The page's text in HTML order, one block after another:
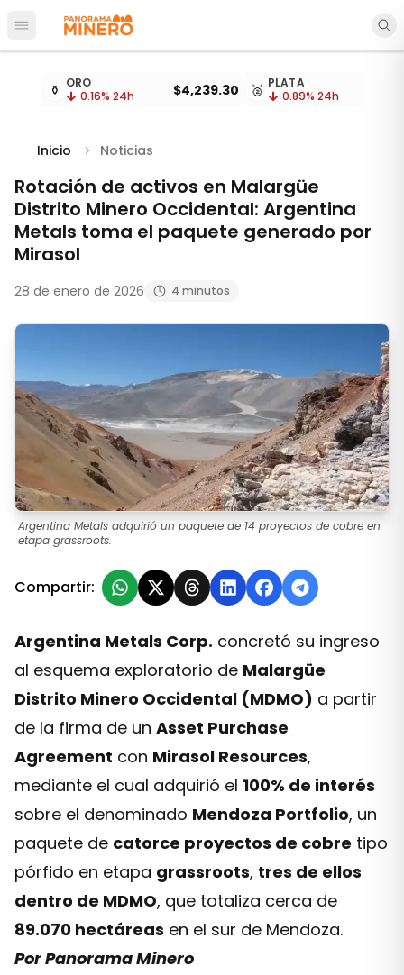
Abrir menú principal
Cotizaciones de metales actualizadas cada 15
⚱️ ORO
0.16% 24h $4,239.30 🥈 PLATA
0.89% 24h
Inicio Noticias
Rotación de activos en Malargüe
Distrito Minero Occidental: Argentina
Metals toma el paquete generado por
Mirasol
28 de enero de 2026 4 minutos
Argentina Metals adquirió un paquete de 14 proyectos de cobre en
etapa grassroots.
Compartir:
Argentina Metals Corp. concretó su ingreso
al esquema exploratorio de Malargüe
Distrito Minero Occidental (MDMO) a partir
de la firma de un Asset Purchase
Agreement con Mirasol Resources,
mediante el cual adquirió el 100% de interés
sobre el denominado Mendoza Portfolio, un
paquete de catorce proyectos de cobre tipo
pórfido en etapa grassroots, tres de ellos
dentro de MDMO, que totaliza cerca de
89.070 hectáreas en el sur de Mendoza.
Por Panorama Minero